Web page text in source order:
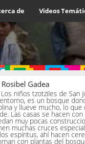
de Videos
Rosibel Gadea
Los niños tzotziles de San
es un bosque
y llueve mucho, lo
Las casas se hacen
muy pocas
muchas cruces
espíritus, ahí hacen
con plantas del